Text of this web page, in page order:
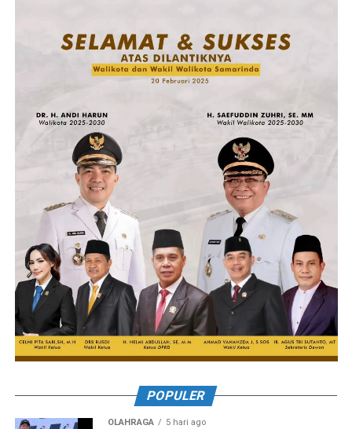
POPULER
OLAHRAGA 5 hari ago